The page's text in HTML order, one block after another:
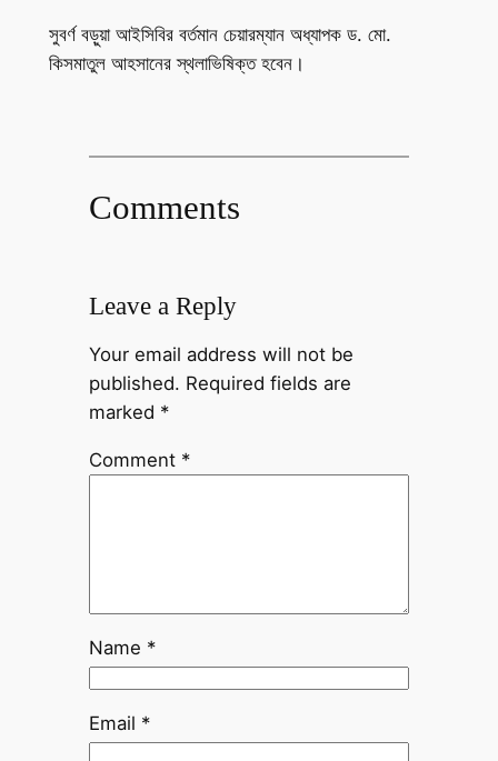
সুবর্ণ বড়ুয়া আইসিবির বর্তমান চেয়ারম্যান অধ্যাপক ড. মো.
কিসমাতুল আহসানের স্থলাভিষিক্ত হবেন।
Comments
Leave a Reply
Your email address will not be
published. Required fields are
marked *
Comment *
Name *
Email *